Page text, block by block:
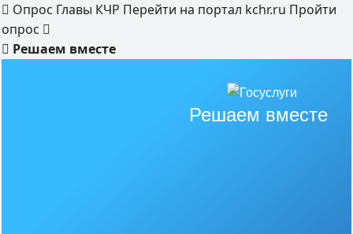
Опрос Главы КЧР Перейти на портал kchr.ru Пройти
опрос
Решаем вместе
Решаем вместе